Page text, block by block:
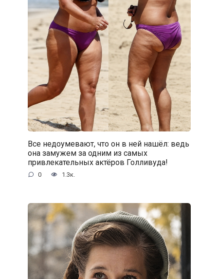
Все недоумевают, что он в ней нашёл: ведь
она замужем за одним из самых
привлекательных актёров Голливуда!
0 1.3к.